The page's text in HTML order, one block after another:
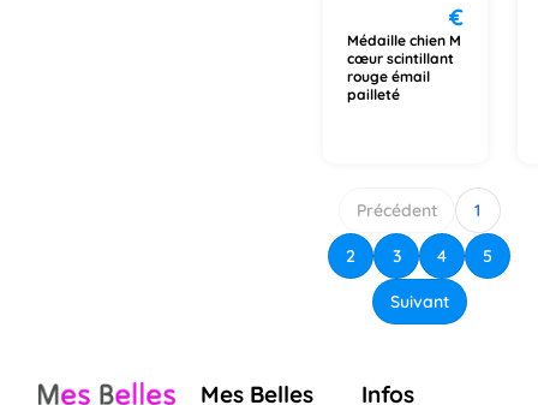
€
Médaille chien M
cœur scintillant
rouge émail
pailleté
Précédent 1
2 3 4 5
Suivant
Mes Belles
Infos